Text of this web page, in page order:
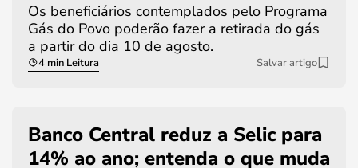
Os beneficiários contemplados pelo Programa
Gás do Povo poderão fazer a retirada do gás
a partir do dia 10 de agosto.
4 min Leitura Salvar artigo
Banco Central reduz a Selic para
14% ao ano; entenda o que muda